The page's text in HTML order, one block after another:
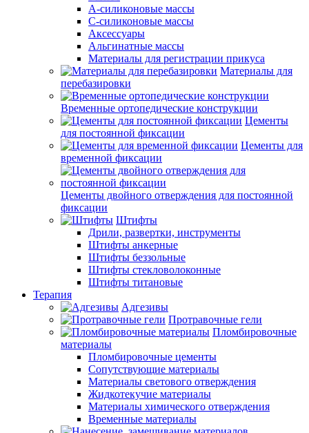
А-силиконовые массы
С-силиконовые массы
Аксессуары
Альгинатные массы
Материалы для регистрации прикуса
Материалы для
перебазировки
Временные ортопедические конструкции
Цементы
для постоянной фиксации
Цементы для
временной фиксации
Цементы двойного отверждения для постоянной
фиксации
Штифты
Дрили, развертки, инструменты
Штифты анкерные
Штифты беззольные
Штифты стекловолоконные
Штифты титановые
Терапия
Адгезивы
Протравочные гели
Пломбировочные
материалы
Пломбировочные цементы
Сопутствующие материалы
Материалы светового отверждения
Жидкотекучие материалы
Материалы химического отверждения
Временные материалы